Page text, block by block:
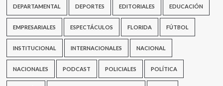
DEPARTAMENTAL DEPORTES EDITORIALES EDUCACIÓN
EMPRESARIALES ESPECTÁCULOS FLORIDA FÚTBOL
INSTITUCIONAL INTERNACIONALES NACIONAL
NACIONALES PODCAST POLICIALES POLÍTICA